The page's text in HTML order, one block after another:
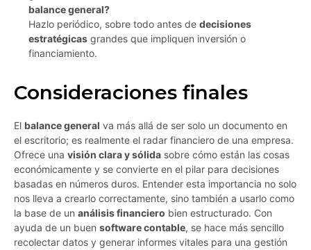
balance general?
Hazlo periódico, sobre todo antes de decisiones
estratégicas grandes que impliquen inversión o
financiamiento.
Consideraciones finales
El balance general va más allá de ser solo un documento en
el escritorio; es realmente el radar financiero de una empresa.
Ofrece una visión clara y sólida sobre cómo están las cosas
económicamente y se convierte en el pilar para decisiones
basadas en números duros. Entender esta importancia no solo
nos lleva a crearlo correctamente, sino también a usarlo como
la base de un análisis financiero bien estructurado. Con
ayuda de un buen software contable, se hace más sencillo
recolectar datos y generar informes vitales para una gestión